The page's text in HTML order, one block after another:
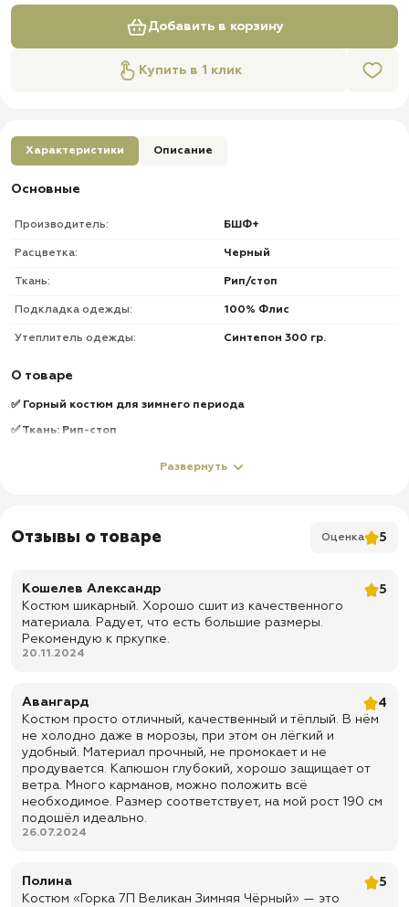
Добавить в корзину
Купить в 1 клик
Характеристики Описание
Основные
Производитель: БШФ+
Расцветка: Черный
Ткань: Рип/стоп
Подкладка одежды: 100% Флис
Утеплитель одежды: Синтепон 300 гр.
О товаре
✅ Горный костюм для зимнего периода
✅ Ткань: Рип-стоп
✅ Подкладка: Флис
✅ Утяжка сзади капюшона
✅ Утяжки по овалу лица
✅ Молния с обратным реверсом (трактор) + ветрозащитная
планка с супатной застежкой на канадской ленте
✅ Манжеты на резинке
✅ Утяжки по низу куртки
✅ Резинка на талии
✅ Липучка для шеврона на левом рукаве
✅ Карманы: 2 нагрудных вертикальных кармана на замке + 2
боковых кармана с клапаном на липучке на рукавах + 2 боковых
кармана с клапаном на пуговицах + 1 внутренний карман
✅ Подкладка: Флис
Развернуть
Отзывы о товаре Оценка 5
Кошелев Александр
5
Костюм шикарный. Хорошо сшит из качественного
материала. Радует, что есть большие размеры.
Рекомендую к пркупке.
20.11.2024
Авангард
4
Костюм просто отличный, качественный и тёплый. В нём
не холодно даже в морозы, при этом он лёгкий и
удобный. Материал прочный, не промокает и не
продувается. Капюшон глубокий, хорошо защищает от
ветра. Много карманов, можно положить всё
необходимое. Размер соответствует, на мой рост 190 см
подошёл идеально.
26.07.2024
Полина
5
Костюм «Горка 7П Великан Зимняя Чёрный» — это